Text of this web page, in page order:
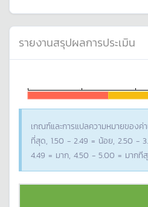
รายงานสรุปผลการประเมิน
เกณฑ์และการแปลความหมายของค่
ที่สุด, 1.50 - 2.49 = น้อย, 2.50 -
4.49 = มาก, 4.50 - 5.00 = มากที